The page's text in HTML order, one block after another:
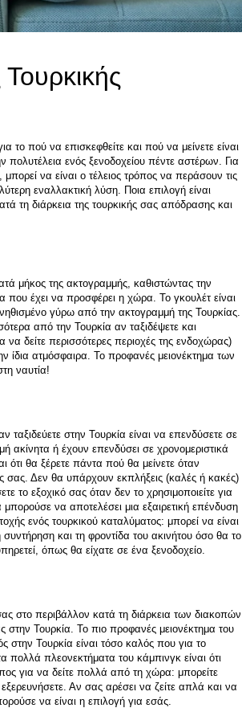
το πού να επισκεφθείτε και πού να μείνετε είναι
πολυτέλεια ενός ξενοδοχείου πέντε αστέρων. Για
να είναι ο τέλειος τρόπος να περάσουν τις
εναλλακτική λύση. Ποια επιλογή είναι
τη διάρκεια της τουρκικής σας απόδρασης και
μήκος της ακτογραμμής, καθιστώντας την
έχει να προσφέρει η χώρα. Το γκουλέτ είναι
γύρω από την ακτογραμμή της Τουρκίας.
από την Τουρκία αν ταξιδέψετε και
να δείτε περισσότερες περιοχές της ενδοχώρας)
ίδια ατμόσφαιρα. Το προφανές μειονέκτημα των
ναυτία!
ταξιδεύετε στην Τουρκία είναι να επενδύσετε σε
ακίνητα ή έχουν επενδύσει σε χρονομεριστικά
ότι θα ξέρετε πάντα πού θα μείνετε όταν
σας. Δεν θα υπάρχουν εκπλήξεις (καλές ή κακές)
το εξοχικό σας όταν δεν το χρησιμοποιείτε για
να αποτελέσει μια εξαιρετική επένδυση
ενός τουρκικού καταλύματος: μπορεί να είναι
και τη φροντίδα του ακινήτου όσο θα το
όπως θα είχατε σε ένα ξενοδοχείο.
στο περιβάλλον κατά τη διάρκεια των διακοπών
στην Τουρκία. Το πιο προφανές μειονέκτημα του
στην Τουρκία είναι τόσο καλός που για το
πλεονεκτήματα του κάμπινγκ είναι ότι
για να δείτε πολλά από τη χώρα: μπορείτε
Αν σας αρέσει να ζείτε απλά και να
να είναι η επιλογή για εσάς.